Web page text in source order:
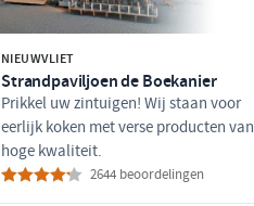
NIEUWVLIET
Strandpaviljoen de Boekanier
Prikkel uw zintuigen! Wij staan voor
eerlijk koken met verse producten van
hoge kwaliteit.
2644 beoordelingen